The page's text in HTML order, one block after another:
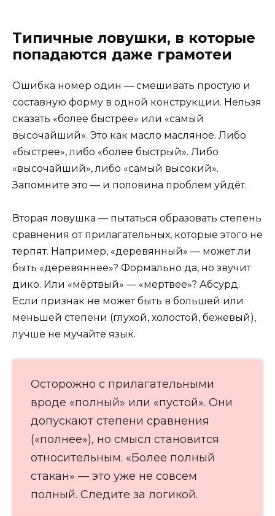
Типичные ловушки, в которые
попадаются даже грамотеи
Ошибка номер один — смешивать простую и
составную форму в одной конструкции. Нельзя
сказать «более быстрее» или «самый
высочайший». Это как масло масляное. Либо
«быстрее», либо «более быстрый». Либо
«высочайший», либо «самый высокий».
Запомните это — и половина проблем уйдёт.
Вторая ловушка — пытаться образовать степень
сравнения от прилагательных, которые этого не
терпят. Например, «деревянный» — может ли
быть «деревяннее»? Формально да, но звучит
дико. Или «мёртвый» — «мертвее»? Абсурд.
Если признак не может быть в большей или
меньшей степени (глухой, холостой, бежевый),
лучше не мучайте язык.
Осторожно с прилагательными
вроде «полный» или «пустой». Они
допускают степени сравнения
(«полнее»), но смысл становится
относительным. «Более полный
стакан» — это уже не совсем
полный. Следите за логикой.